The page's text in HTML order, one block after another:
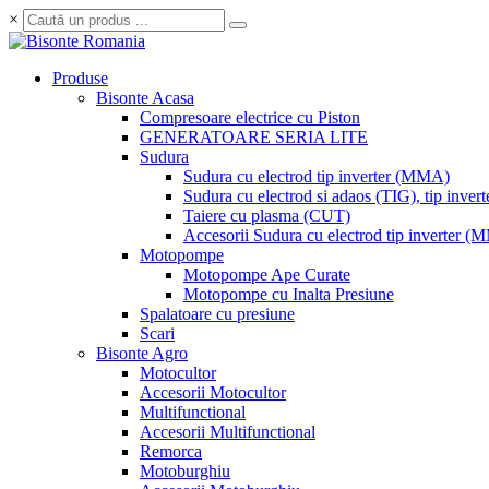
×
Produse
Bisonte Acasa
Compresoare electrice cu Piston
GENERATOARE SERIA LITE
Sudura
Sudura cu electrod tip inverter (MMA)
Sudura cu electrod si adaos (TIG), tip
Taiere cu plasma (CUT)
Accesorii Sudura cu electrod tip inverter
Motopompe
Motopompe Ape Curate
Motopompe cu Inalta Presiune
Spalatoare cu presiune
Scari
Bisonte Agro
Motocultor
Accesorii Motocultor
Multifunctional
Accesorii Multifunctional
Remorca
Motoburghiu